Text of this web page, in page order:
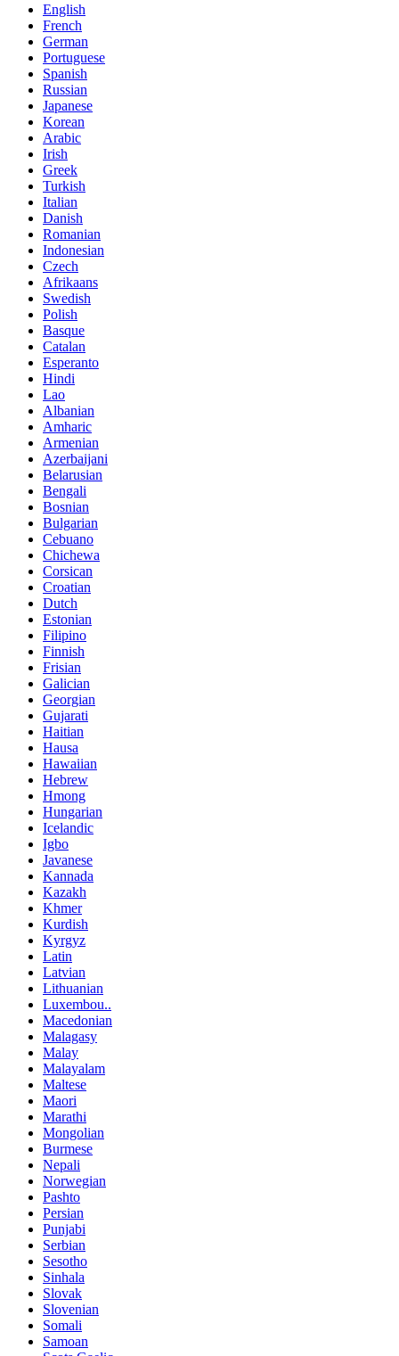
English
French
German
Portuguese
Spanish
Russian
Japanese
Korean
Arabic
Irish
Greek
Turkish
Italian
Danish
Romanian
Indonesian
Czech
Afrikaans
Swedish
Polish
Basque
Catalan
Esperanto
Hindi
Lao
Albanian
Amharic
Armenian
Azerbaijani
Belarusian
Bengali
Bosnian
Bulgarian
Cebuano
Chichewa
Corsican
Croatian
Dutch
Estonian
Filipino
Finnish
Frisian
Galician
Georgian
Gujarati
Haitian
Hausa
Hawaiian
Hebrew
Hmong
Hungarian
Icelandic
Igbo
Javanese
Kannada
Kazakh
Khmer
Kurdish
Kyrgyz
Latin
Latvian
Lithuanian
Luxembou..
Macedonian
Malagasy
Malay
Malayalam
Maltese
Maori
Marathi
Mongolian
Burmese
Nepali
Norwegian
Pashto
Persian
Punjabi
Serbian
Sesotho
Sinhala
Slovak
Slovenian
Somali
Samoan